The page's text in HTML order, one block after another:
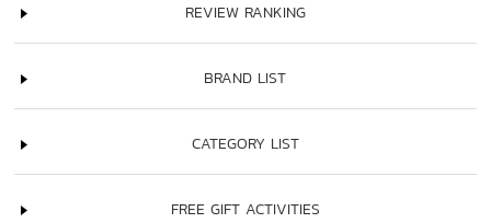
REVIEW RANKING
BRAND LIST
CATEGORY LIST
FREE GIFT ACTIVITIES